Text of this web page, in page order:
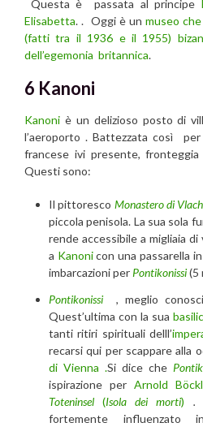
Questa è passata al principe
Elisabetta. . Oggi è unmuseo
(fatti tra il 1936 e il 1955)
dell’egemonia britannica.
6 Kanoni
Kanoni è un delizioso posto di
l’aeroporto . Battezzata così per
francese ivi presente,
Questi sono:
Il pittoresco Monastero di
piccola penisola. La sua sola
rende accessibile a migliaia
a Kanonicon una passarella
imbarcazioni per Pontikonissi(5
Pontikonissi
, meglio
Quest’ultima con la sua
tanti ritiri spirituali delll’
recarsi qui per scappare alla
di Vienna .Si dice che
ispirazione per Arnold
Toteninsel (Isola dei morti) .
fortemente influenzato